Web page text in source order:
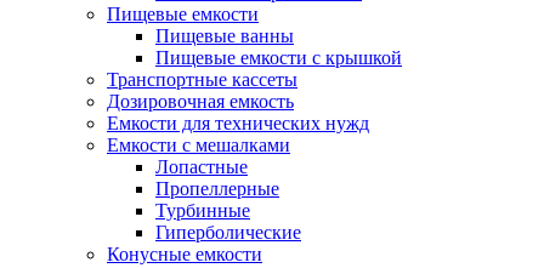
Пищевые емкости
Пищевые ванны
Пищевые емкости с крышкой
Транспортные кассеты
Дозировочная емкость
Емкости для технических нужд
Емкости с мешалками
Лопастные
Пропеллерные
Турбинные
Гиперболические
Конусные емкости